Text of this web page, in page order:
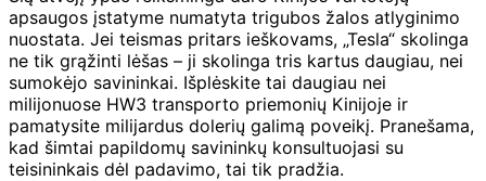
apsaugos įstatyme numatyta trigubos žalos atlyginimo
nuostata. Jei teismas pritars ieškovams, „Tesla“ skolinga
ne tik grąžinti lėšas – ji skolinga tris kartus daugiau, nei
sumokėjo savininkai. Išplėskite tai daugiau nei
milijonuose HW3 transporto priemonių Kinijoje ir
pamatysite milijardus dolerių galimą poveikį. Pranešama,
kad šimtai papildomų savininkų konsultuojasi su
teisininkais dėl padavimo, tai tik pradžia.